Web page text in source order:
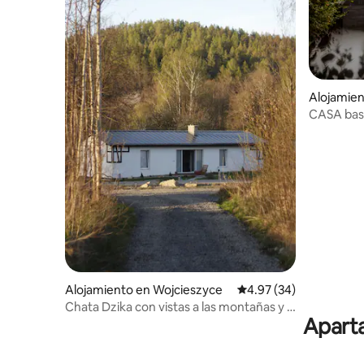
Alojamiento en Wojcieszyce Calificación promedio:
4.97 (34)
Chata Dzika con vistas a las montañas y a
CASA